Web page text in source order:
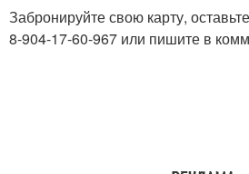
Забронируйте свою карту,
8-904-17-60-967 или пишите в